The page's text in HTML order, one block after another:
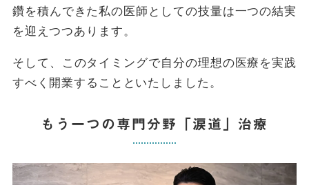
鑽を積んできた私の医師としての技量は一つの結実
を迎えつつあります。
そして、このタイミングで自分の理想の医療を実践
すべく開業することといたしました。
もう一つの専門分野「涙道」治療